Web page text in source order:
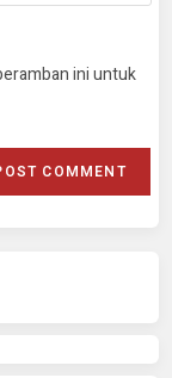
ini untuk